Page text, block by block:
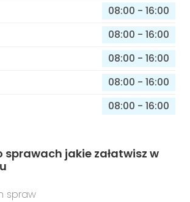
08:00 - 16:00
08:00 - 16:00
08:00 - 16:00
08:00 - 16:00
08:00 - 16:00
sprawach jakie załatwisz w
spraw